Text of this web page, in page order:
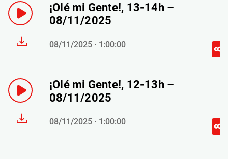
¡Olé mi Gente!, 13-14h –
08/11/2025
08/11/2025 · 1:00:00
¡Olé mi Gente!, 12-13h –
08/11/2025
08/11/2025 · 1:00:00